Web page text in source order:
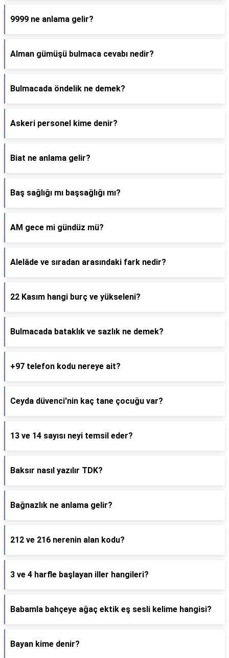
9999 ne anlama gelir?
Alman gümüşü bulmaca cevabı nedir?
Bulmacada öndelik ne demek?
Askeri personel kime denir?
Biat ne anlama gelir?
Baş sağlığı mı başsağlığı mı?
AM gece mi gündüz mü?
Alelâde ve sıradan arasındaki fark nedir?
22 Kasım hangi burç ve yükseleni?
Bulmacada bataklık ve sazlık ne demek?
+97 telefon kodu nereye ait?
Ceyda düvenci'nin kaç tane çocuğu var?
13 ve 14 sayısı neyi temsil eder?
Baksır nasıl yazılır TDK?
Bağnazlık ne anlama gelir?
212 ve 216 nerenin alan kodu?
3 ve 4 harfle başlayan iller hangileri?
Babamla bahçeye ağaç ektik eş sesli kelime hangisi?
Bayan kime denir?